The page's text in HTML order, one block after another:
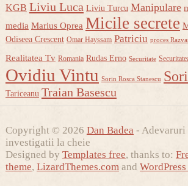
KGB Liviu Luca Liviu Turcu Manipulare
media Marius Oprea Micile secrete
Odiseea Crescent Omar Hayssam Patriciu proces
Realitatea Tv Romania Rudas Erno Securitate
Ovidiu Vintu Sorin Rosca Stanescu
Tariceanu Traian Basescu
Copyright © 2026 Dan Badea - Adevaruri
investigatii la cheie
Designed by Templates free, thanks to:
theme, LizardThemes.comand